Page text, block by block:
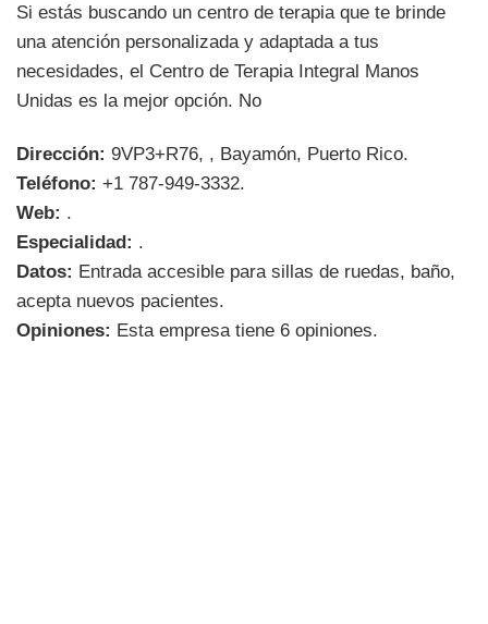
Si estás buscando un centro de terapia que te brinde
una atención personalizada y adaptada a tus
necesidades, el Centro de Terapia Integral Manos
Unidas es la mejor opción. No
Dirección: 9VP3+R76, , Bayamón, Puerto Rico.
Teléfono: +1 787-949-3332.
Web: .
Especialidad: .
Datos: Entrada accesible para sillas de ruedas, baño,
acepta nuevos pacientes.
Opiniones: Esta empresa tiene 6 opiniones.